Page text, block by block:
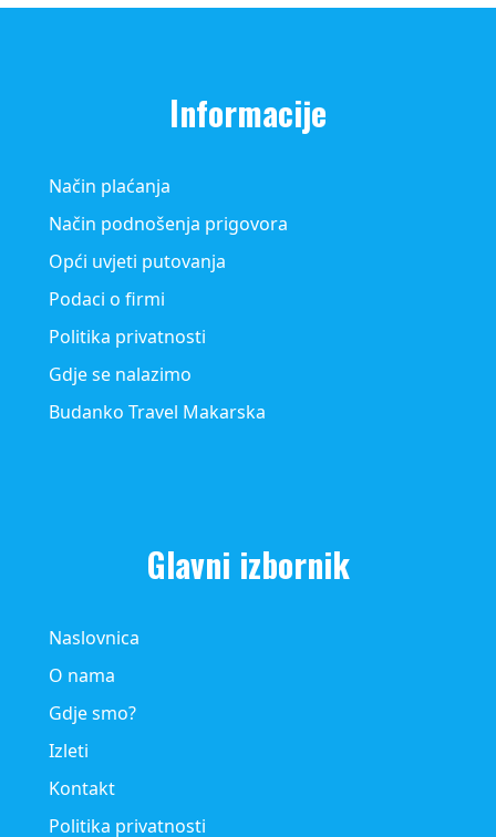
Informacije
Način plaćanja
Način podnošenja prigovora
Opći uvjeti putovanja
Podaci o firmi
Politika privatnosti
Gdje se nalazimo
Budanko Travel Makarska
Glavni izbornik
Naslovnica
O nama
Gdje smo?
Izleti
Kontakt
Politika privatnosti